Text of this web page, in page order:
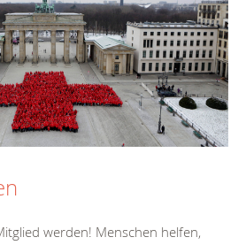
werden! Menschen helfen,